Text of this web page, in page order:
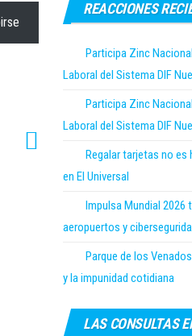
REACCIONES
Participa Zinc
Laboral del Sistema DIF
Participa Zinc
Laboral del Sistema DIF
Regalar tarjetas no es
en El Universal
Impulsa Mundial
aeropuertos y
Parque de los
y la impunidad cotidiana
LAS CONSULTAS